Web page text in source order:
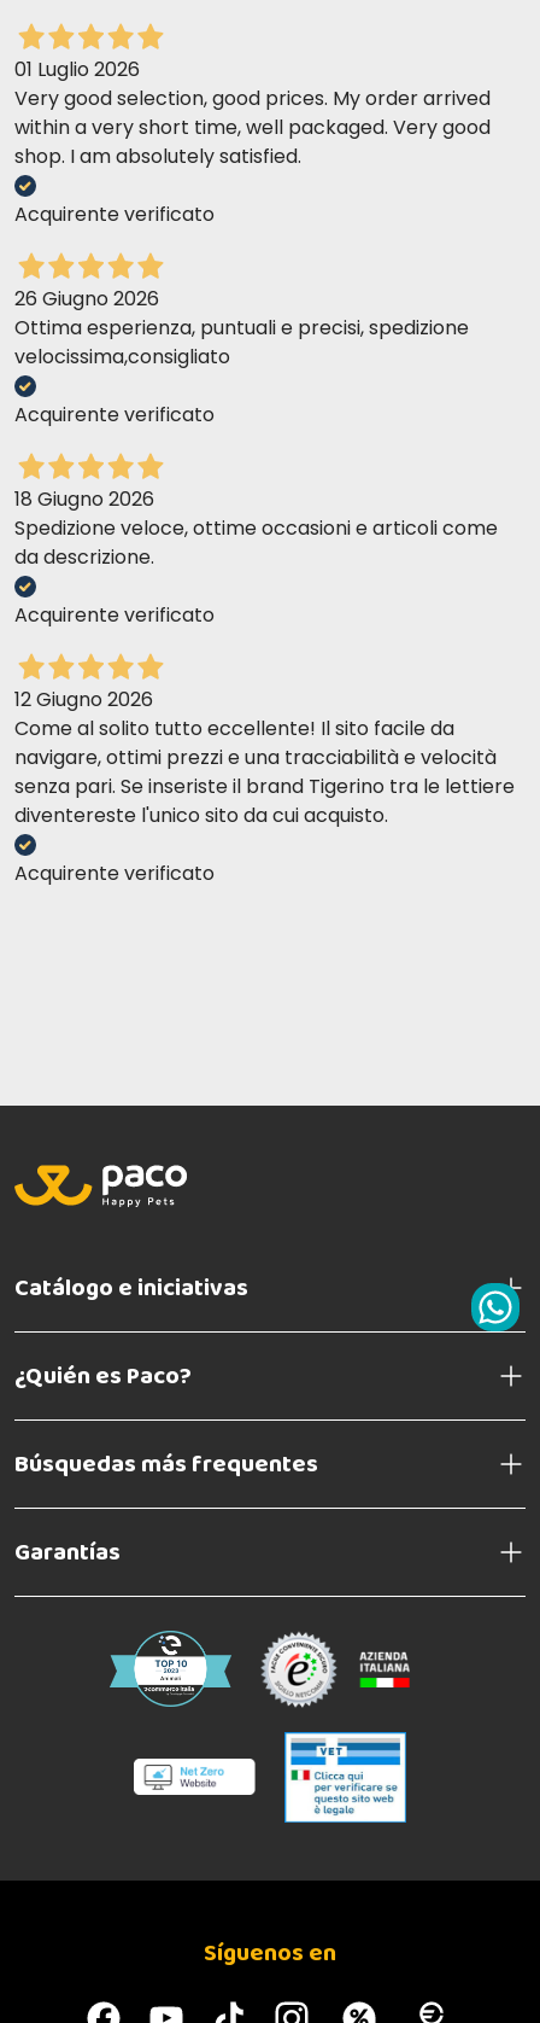
01 Luglio 2026
Very good selection, good prices. My order arrived
within a very short time, well packaged. Very good
shop. I am absolutely satisfied.
Acquirente verificato
26 Giugno 2026
Ottima esperienza, puntuali e precisi, spedizione
velocissima,consigliato
Acquirente verificato
18 Giugno 2026
Spedizione veloce, ottime occasioni e articoli come
da descrizione.
Acquirente verificato
12 Giugno 2026
Come al solito tutto eccellente! Il sito facile da
navigare, ottimi prezzi e una tracciabilità e velocità
senza pari. Se inseriste il brand Tigerino tra le lettiere
diventereste l'unico sito da cui acquisto.
Acquirente verificato
Catálogo e iniciativas
¿Quién es Paco?
Búsquedas más frequentes
Garantías
Síguenos en